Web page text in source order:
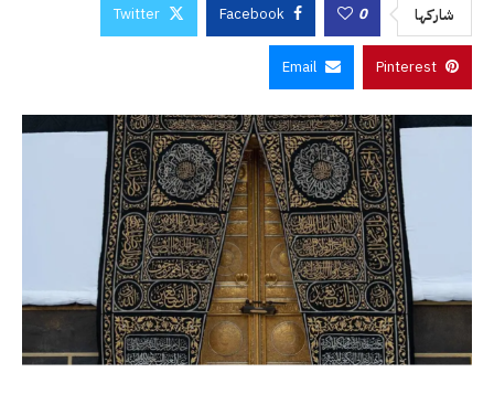
شاركها 0
Facebook
Twitter
Pinterest
Email